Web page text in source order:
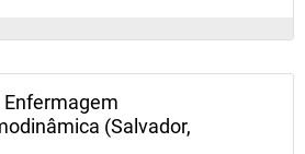
(Salvador,